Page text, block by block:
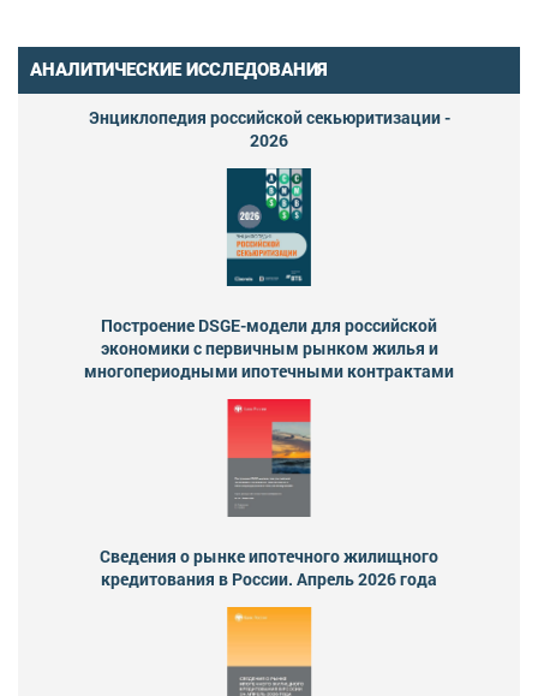
АНАЛИТИЧЕСКИЕ ИССЛЕДОВАНИЯ
Энциклопедия российской секьюритизации -
2026
Построение DSGE-модели для российской
экономики с первичным рынком жилья и
многопериодными ипотечными контрактами
Сведения о рынке ипотечного жилищного
кредитования в России. Апрель 2026 года